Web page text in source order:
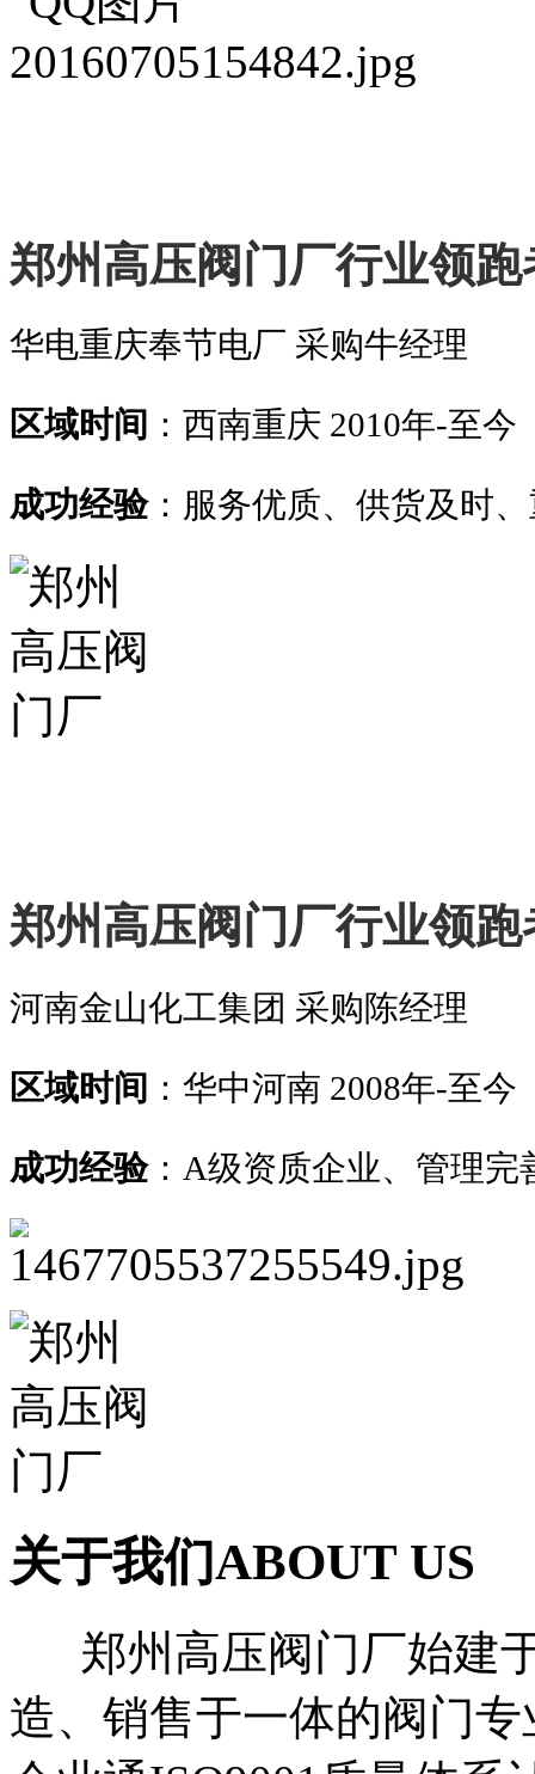
郑州高压阀门厂行业领跑
华电重庆奉节电厂 采购牛经理
区域时间 ：西南重庆 2010年-至今
成功经验：服务优质、供货及时
郑州高压阀门厂行业领跑
河南金山化工集团 采购陈经理
区域时间 ：华中河南 2008年-至今
成功经验：A级资质企业、管理完
关于我们ABOUT US
郑州高压阀门厂始建
造、销售于一体的阀门